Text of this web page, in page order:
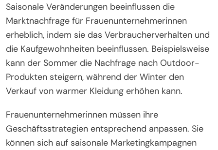
Saisonale Veränderungen beeinflussen die
Marktnachfrage für Frauenunternehmerinnen
erheblich, indem sie das Verbraucherverhalten und
die Kaufgewohnheiten beeinflussen. Beispielsweise
kann der Sommer die Nachfrage nach Outdoor-
Produkten steigern, während der Winter den
Verkauf von warmer Kleidung erhöhen kann.
Frauenunternehmerinnen müssen ihre
Geschäftsstrategien entsprechend anpassen. Sie
können sich auf saisonale Marketingkampagnen